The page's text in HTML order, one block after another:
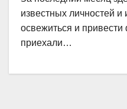
известных личностей
освежиться и
приехали…